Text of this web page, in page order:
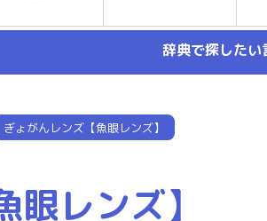
辞典で探したい
ぎょがんレンズ【魚眼レンズ】
レンズ】